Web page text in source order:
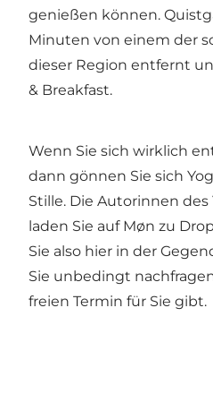
genießen können.
Minuten von einem der
dieser Region entfernt
& Breakfast.
Wenn Sie sich wirklich
dann gönnen Sie sich
Stille. Die Autorinnen des
laden Sie auf Møn zu
Sie also hier in der
Sie unbedingt
freien Termin für Sie gibt.